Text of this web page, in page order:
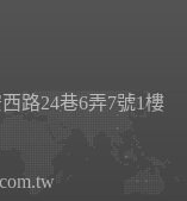
路24巷6弄7號1樓